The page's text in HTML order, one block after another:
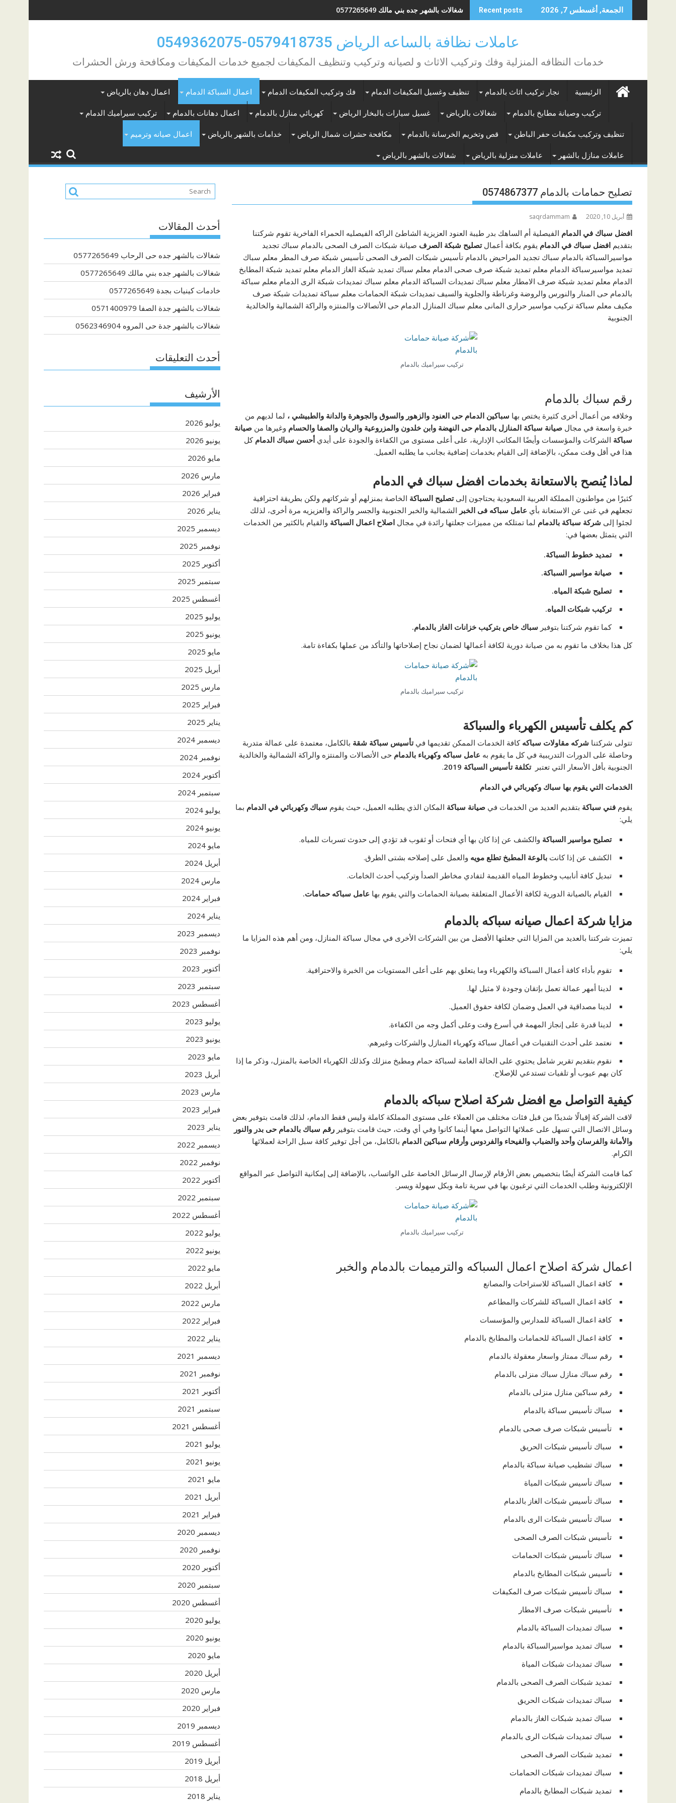
to
الجمعة, أغسطس 7, 2026 Recent posts شغالات بالشهر جده بني مالك 0577265649
عاملات نظافة بالساعه الرياض 0579418735-0549362075
خدمات النظافه المنزلية وفك وتركيب الاثاث و لصيانه وتركيب وتنظيف المكيفات لجميع خدمات المكيفات ومكافحة ورش الحشرات
الرئيسية نجار تركيب اثاث بالدمام تنظيف وغسيل المكيفات الدمام فك وتركيب المكيفات الدمام اعمال السباكة الدمام اعمال دهان بالرياض
تركيب وصيانة مطابخ بالدمام شغالات بالرياض غسيل سيارات بالبخار الرياض كهربائي منازل بالدمام اعمال دهانات بالدمام تركيب سيراميك الدمام
تنظيف وتركيب مكيفات حفر الباطن قص وتخريم الخرسانة بالدمام مكافحة حشرات شمال الرياض خدامات بالشهر بالرياض اعمال صيانه وترميم
عاملات منازل بالشهر عاملات منزلية بالرياض شغالات بالشهر بالرياض
تصليح حمامات بالدمام 0574867377
أبريل 10, 2020 saqrdammam
افضل سباك في الدمام الفيصلية أم الساهك بدر طيبة العنود العزيزية الشاطئ الراكه الفيصليه الحمراء الفاخرية تقوم شركتنا
بتقديم افضل سباك في الدمام يقوم بكافة أعمالتصليح شبكة الصرف صيانة شبكات الصرف الصحى بالدمام سباك تجديد
مواسيرالسباكة بالدمام سباك تجديد المراحيض بالدمام تأسيس شبكات الصرف الصحى تأسيس شبكة صرف المطر معلم سباك
تمديد مواسيرسباكة الدمام معلم تمديد شبكة صرف صحى الدمام معلم سباك تمديد شبكة الغاز الدمام معلم تمديد شبكة المطابخ
الدمام معلم تمديد شبكة صرف الامطار معلم سباك تمديدات السباكة الدمام معلم سباك تمديدات شبكة الرى الدمام معلم سباكة
بالدمام حى المنار والنورس والروضة وغرناطة والجلوية والسيف تمديدات شبكة الحمامات معلم سباكة تمديدات شبكة صرف
مكيف معلم سباكة تركيب مواسير حرارى المانى معلم سباك المنازل الدمام حى الأتصالات والمنتزه والراكة الشمالية والخالدية
الجنوبية
تركيب سيراميك بالدمام
رقم سباك بالدمام
وخلافه من أعمال أخرى كثيرة يختص بها سباكين الدمام حى العنود والزهور والسوق والجوهرة والدانة والطبيشي ، لما لديهم من
خبرة واسعة في مجال صيانة سباكة المنازل بالدمام حى النهضة وابن خلدون والمزروعية والريان والصفا والحسام وغيرها من صيانة
سباكة الشركات والمؤسسات وأيضًا المكاتب الإدارية، على أعلى مستوى من الكفاءة والجودة على أيدي أحسن سباك الدمام كل
هذا في أقل وقت ممكن، بالإضافة إلى القيام بخدمات إضافية بجانب ما يطلبه العميل.
لماذا يُنصح بالاستعانة بخدمات افضل سباك في الدمام
كثيرًا من مواطنون المملكة العربية السعودية يحتاجون إلىتصليح السباكة الخاصة بمنزلهم أو شركاتهم ولكن بطريقة احترافية
تجعلهم في غنى عن الاستعانة بأي عامل سباكه فى الخبر الشمالية والخبر الجنوبية والجسر والراكة والعزيزيه مرة أخرى، لذلك
لجئوا إلى شركة سباكة بالدمام لما تمتلكه من مميزات جعلتها رائدة في مجال اصلاح اعمال السباكة والقيام بالكثير من الخدمات
التي يتمثل بعضها في:
تمديد خطوط السباكة.
صيانة مواسير السباكة.
تصليح شبكة المياه.
تركيب شبكات المياه.
كما تقوم شركتنا بتوفير سباك خاص بتركيب خزانات الغاز بالدمام.
كل هذا بخلاف ما تقوم به من صيانة دورية لكافة أعمالها لضمان نجاح إصلاحاتها والتأكد من عملها بكفاءة تامة.
تركيب سيراميك بالدمام
كم يكلف تأسيس الكهرباء والسباكة
تتولى شركتنا شركه مقاولات سباكهكافة الخدمات الممكن تقديمها فيتأسيس سباكة شقة بالكامل، معتمدة على عمالة متدربة
وحاصلة على الدورات التدريبية في كل ما يقوم به عامل سباكه وكهرباء بالدمام حى الأتصالات والمنتزه والراكة الشمالية والخالدية
الجنوبية بأقل الأسعار التي تعتبرتكلفة تأسيس السباكة 2019
.
الخدمات التي يقوم بها سباك وكهربائي في الدمام
يقوم فني سباكة بتقديم العديد من الخدمات في صيانة سباكة المكان الذي يطلبه العميل، حيث يقوم سباك وكهربائي في الدمام بما
يلي:
تصليح مواسير السباكة والكشف عن إذا كان بها أي فتحات أو ثقوب قد تؤدي إلى حدوث تسربات للمياه.
الكشف عن إذا كانت بالوعة المطبخ تطلع مويه والعمل على إصلاحه بشتى الطرق.
تبديل كافة أنابيب وخطوط المياه القديمة لتفادي مخاطر الصدأ وتركيب أحدث الخامات.
القيام بالصيانة الدورية لكافة الأعمال المتعلقة بصيانة الحمامات والتي يقوم بها عامل سباكه حمامات.
مزايا شركة اعمال صيانه سباكه بالدمام
تميزت شركتنا بالعديد من المزايا التي جعلتها الأفضل من بين الشركات الأخرى في مجال سباكة المنازل، ومن أهم هذه المزايا ما
يلي:
تقوم بأداء كافة أعمال السباكة والكهرباء وما يتعلق بهم على أعلى المستويات من الخبرة والاحترافية.
لدينا أمهر عمالة تعمل بإتقان وجودة لا مثيل لها.
لدينا مصداقية في العمل وضمان لكافة حقوق العميل.
لدينا قدرة على إنجاز المهمة في أسرع وقت وعلى أكمل وجه من الكفاءة.
نعتمد على أحدث التقنيات في أعمال سباكة وكهرباء المنازل والشركات وغيرهم.
نقوم بتقديم تقرير شامل يحتوي على الحالة العامة لسباكة حمام ومطبخ منزلك وكذلك الكهرباء الخاصة بالمنزل، وذكر ما إذا
كان بهم عيوب أو تلفيات تستدعي للإصلاح.
كيفية التواصل مع افضل شركة اصلاح سباكه بالدمام
لاقت الشركة إقبالًا شديدًا من قبل فئات مختلف من العملاء على مستوى المملكة كاملة وليس فقط الدمام، لذلك قامت بتوفير بعض
وسائل الاتصال التي تسهل على عملائها التواصل معها أينما كانوا وفي أي وقت، حيث قامت بتوفير رقم سباك بالدمام حى بدر والنور
والأمانة والفرسان وأحد والضباب والفيحاء والفردوس وأرقام سباكين الدمام بالكامل، من أجل توفير كافة سبل الراحة لعملائها
الكرام.
كما قامت الشركة أيضًا بتخصيص بعض الأرقام لإرسال الرسائل الخاصة على الواتساب، بالإضافة إلى إمكانية التواصل عبر المواقع
الإلكترونية وطلب الخدمات التي ترغبون بها في سرية تامة وبكل سهولة ويسر.
تركيب سيراميك بالدمام
اعمال شركة اصلاح اعمال السباكه والترميمات بالدمام والخبر
كافة اعمال السباكة للاستراحات والمصانع
كافة اعمال السباكة للشركات والمطاعم
كافة اعمال السباكة للمدارس والمؤسسات
كافة اعمال السباكة للحمامات والمطابخ بالدمام
رقم سباك ممتاز واسعار معقولة بالدمام
رقم سباك منازل سباك منزلى بالدمام
رقم سباكين منازل منزلى بالدمام
سباك تأسيس سباكة بالدمام
تأسيس شبكات صرف صحى بالدمام
سباك تأسيس شبكات الحريق
سباك تشطيب صيانة سباكة بالدمام
سباك تأسيس شبكات المياة
سباك تأسيس شبكات الغاز بالدمام
سباك تأسيس شبكات الرى بالدمام
تأسيس شبكات الصرف الصحى
سباك تأسيس شبكات الحمامات
تأسيس شبكات المطابخ بالدمام
سباك تأسيس شبكات صرف المكيفات
تأسيس شبكات صرف الامطار
سباك تمديدات السباكة بالدمام
سباك تمديد مواسيرالسباكة بالدمام
سباك تمديدات شبكات المياة
تمديد شبكات الصرف الصحى بالدمام
سباك تمديدات شبكات الحريق
سباك تمديد شبكات الغاز بالدمام
سباك تمديدات شبكات الرى بالدمام
تمديد شبكات الصرف الصحى
سباك تمديدات شبكات الحمامات
تمديد شبكات المطابخ بالدمام
أحدث المقالات
شغالات بالشهر جده حى الرحاب 0577265649
شغالات بالشهر جده بني مالك 0577265649
خادمات كينيات بجدة 0577265649
شغالات بالشهر جدة الصفا 0571400979
شغالات بالشهر جدة حى المروه 0562346904
أحدث التعليقات
الأرشيف
يوليو 2026
يونيو 2026
مايو 2026
مارس 2026
فبراير 2026
يناير 2026
ديسمبر 2025
نوفمبر 2025
أكتوبر 2025
سبتمبر 2025
أغسطس 2025
يوليو 2025
يونيو 2025
مايو 2025
أبريل 2025
مارس 2025
فبراير 2025
يناير 2025
ديسمبر 2024
نوفمبر 2024
أكتوبر 2024
سبتمبر 2024
يوليو 2024
يونيو 2024
مايو 2024
أبريل 2024
مارس 2024
فبراير 2024
يناير 2024
ديسمبر 2023
نوفمبر 2023
أكتوبر 2023
سبتمبر 2023
أغسطس 2023
يوليو 2023
يونيو 2023
مايو 2023
أبريل 2023
مارس 2023
فبراير 2023
يناير 2023
ديسمبر 2022
نوفمبر 2022
أكتوبر 2022
سبتمبر 2022
أغسطس 2022
يوليو 2022
يونيو 2022
مايو 2022
أبريل 2022
مارس 2022
فبراير 2022
يناير 2022
ديسمبر 2021
نوفمبر 2021
أكتوبر 2021
سبتمبر 2021
أغسطس 2021
يوليو 2021
يونيو 2021
مايو 2021
أبريل 2021
فبراير 2021
ديسمبر 2020
نوفمبر 2020
أكتوبر 2020
سبتمبر 2020
أغسطس 2020
يوليو 2020
يونيو 2020
مايو 2020
أبريل 2020
مارس 2020
فبراير 2020
ديسمبر 2019
أغسطس 2019
أبريل 2019
أبريل 2018
يناير 2018